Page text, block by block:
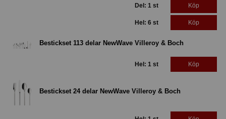
Del: 1 st Köp
Hel: 6 st Köp
Bestickset 113 delar NewWave Villeroy & Boch
Hel: 1 st Köp
Bestickset 24 delar NewWave Villeroy & Boch